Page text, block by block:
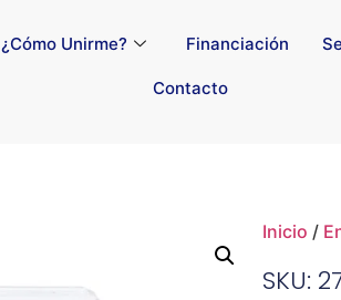
¿Cómo Unirme? Financiación
Contacto
Inicio /
SKU: